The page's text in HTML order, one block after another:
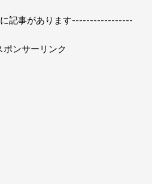
記事があります-----------------
ポンサーリンク